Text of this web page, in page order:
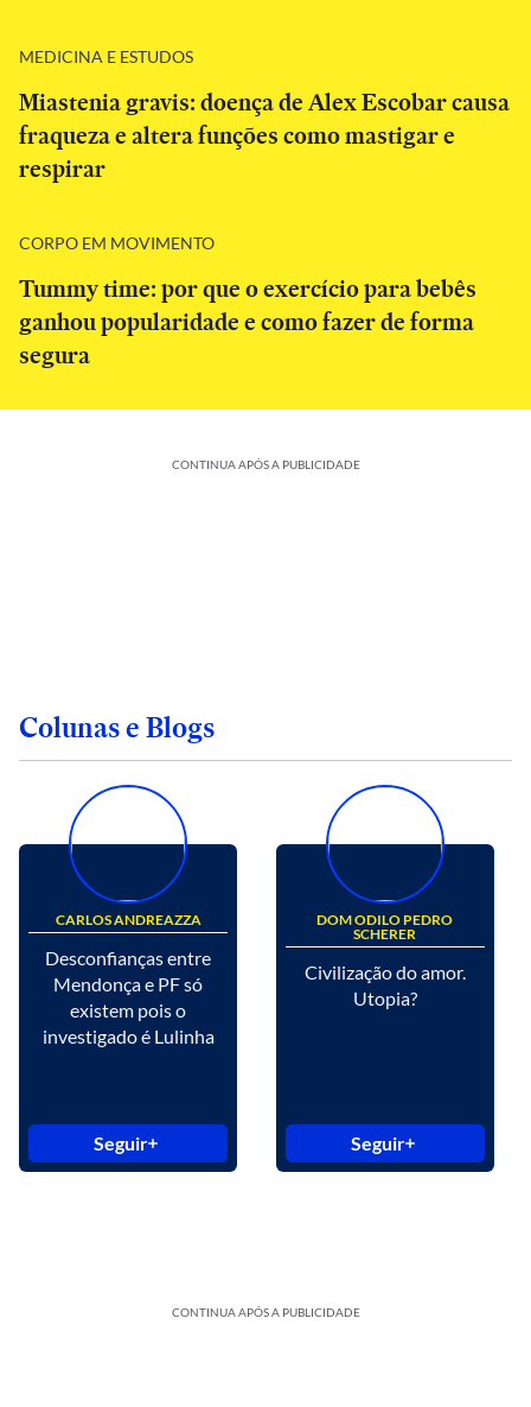
MEDICINA E ESTUDOS
Miastenia gravis: doença de Alex Escobar causa
fraqueza e altera funções como mastigar e
respirar
CORPO EM MOVIMENTO
Tummy time: por que o exercício para bebês
ganhou popularidade e como fazer de forma
segura
CONTINUA APÓS A PUBLICIDADE
Colunas e Blogs
CARLOS ANDREAZZA
Desconfianças entre
Mendonça e PF só
existem pois o
investigado é Lulinha
Seguir
DOM ODILO PEDRO
SCHERER
Civilização do amor.
Utopia?
Seguir
CONTINUA APÓS A PUBLICIDADE